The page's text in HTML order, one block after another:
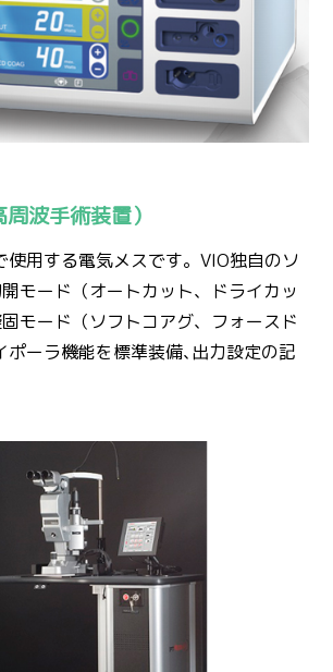
波手術装置）
使用する電気メスです。VIO独自のソ
モード（オートカット、ドライカッ
モード（ソフトコアグ、フォースド
ポーラ機能を標準装備､出力設定の記